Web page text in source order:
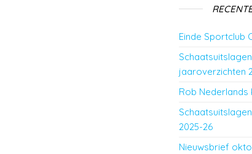
Einde Sportclub
jaaroverzichten
Rob
2025-26
Nieuwsbrief